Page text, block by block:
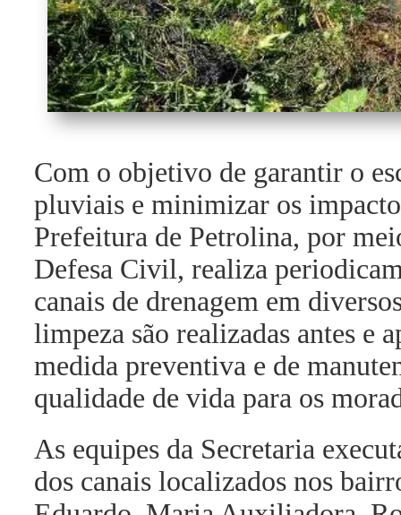
Com o objetivo de garantir o
pluviais e minimizar os
Prefeitura de Petrolina, por
Defesa Civil, realiza
canais de drenagem em
limpeza são realizadas antes e
medida preventiva e de
qualidade de vida para os
As equipes da Secretaria
dos canais localizados nos